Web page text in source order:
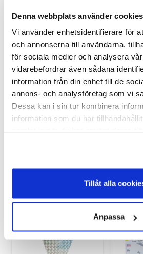
Denna webbplats använder cookies
Vi använder enhetsidentifierare för
och annonserna till användarna,
för sociala medier och analysera
vidarebefordrar även sådana
information från din enhet till de
annons- och analysföretag som vi
Dessa kan i sin tur kombinera
information som du har
Tillåt alla
Anpassa
Flugfällan Stallet 58 x
30cm 8ark/fp
SILVALURE
Flugfällan Stallet 58 x 30cm
miljövänligt och kom...
Skickas Normalt inom 1-2
Art nr. 40-573
Flug &
Flug &
Skickas
Art nr. 40-